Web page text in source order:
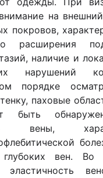
на
покровов,
расширения
наличие и
нарушений
порядке
паховые
быть
вены,
глубоких вен. Во
эластичность